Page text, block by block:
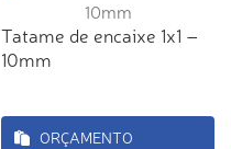
Tatame de encaixe 1x1 –
10mm
ORÇAMENTO